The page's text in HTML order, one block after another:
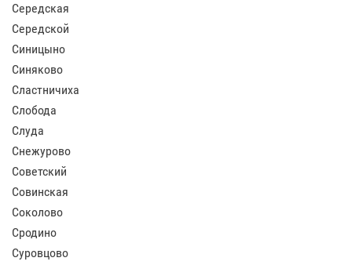
Середская
Середской
Синицыно
Синяково
Сластничиха
Слобода
Слуда
Снежурово
Советский
Совинская
Соколово
Сродино
Суровцово